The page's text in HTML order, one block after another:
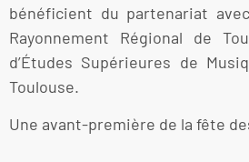
bénéficient du partenariat
Rayonnement Régional de
d’Études Supérieures de
Toulouse.
Une avant-première de la fête